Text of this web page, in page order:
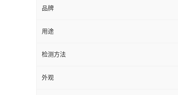
品牌
用途
检测方法
外观